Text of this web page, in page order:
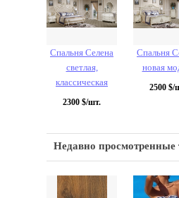
Спальня Селена
светлая,
классическая
2300 $/шт.
Спальня
новая
2500 $/
Недавно просмотренные